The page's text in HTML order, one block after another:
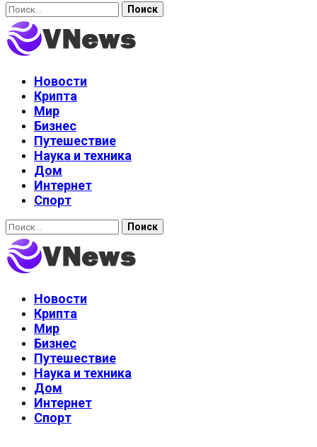
Найти:
Новости
Крипта
Мир
Бизнес
Путешествие
Наука и техника
Дом
Интернет
Спорт
Найти:
Новости
Крипта
Мир
Бизнес
Путешествие
Наука и техника
Дом
Интернет
Спорт